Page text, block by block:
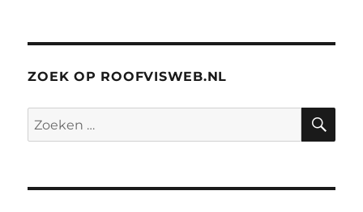
ZOEK OP ROOFVISWEB.NL
Zoeken
naar: